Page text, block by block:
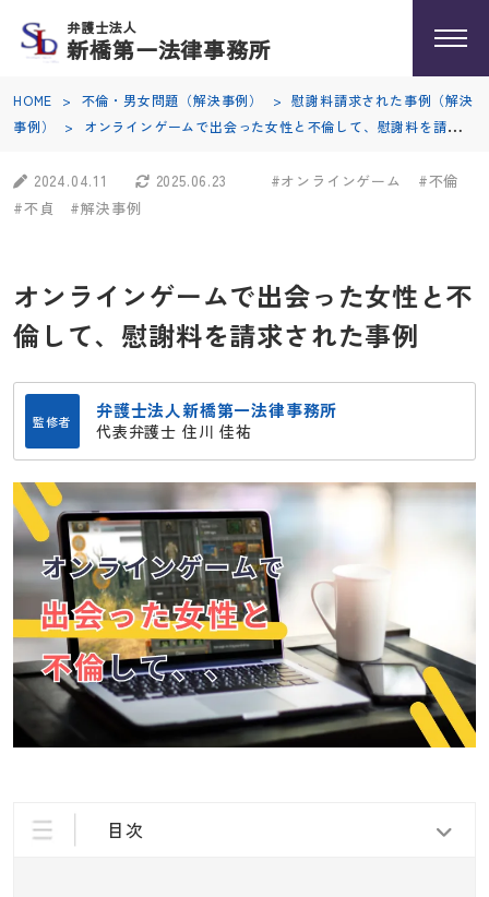
弁護士法人
新橋第一法律事務所
HOME > 不倫・男女問題（解決事例） >
慰謝料請求された事例（解決
事例）
>
2024.04.11 2025.06.23 #オンラインゲーム
#不倫
#不貞
#解決事例
オンラインゲームで出会った女性と不
倫して、慰謝料を請求された事例
監修者 弁護士法人新橋第一法律事務所
代表弁護士 住川 佳祐
目次